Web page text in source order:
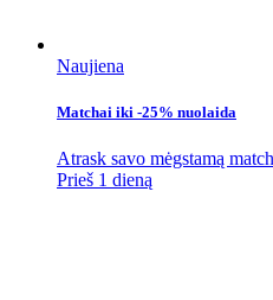
Naujiena
Matchai iki -25% nuolaida
Atrask savo mėgstamą
Prieš 1 dieną